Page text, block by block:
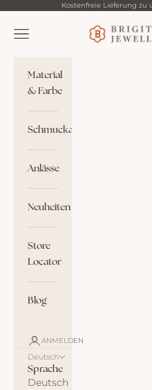
Zum Inhalt springenKostenfreie Lieferung zu
Brigitte
Menü
Material
& Farbe
Schmuckart
Anlässe
Neuheiten
Store
Locator
Blog
ANMELDEN
Deutsch
Sprache
Deutsch